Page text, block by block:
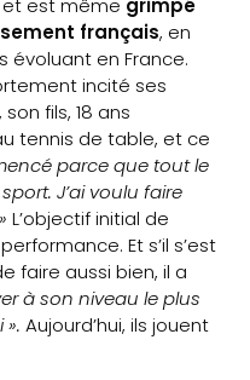
est même grimpé
français, en
évoluant en France.
incité ses
fils, 18 ans
tennis de table, et ce
parce que tout le
J’ai voulu faire
L’objectif initial de
Et s’il s’est
faire aussi bien, il a
à son niveau le plus
».Aujourd’hui, ils jouent